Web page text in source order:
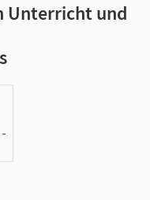
Unterricht und